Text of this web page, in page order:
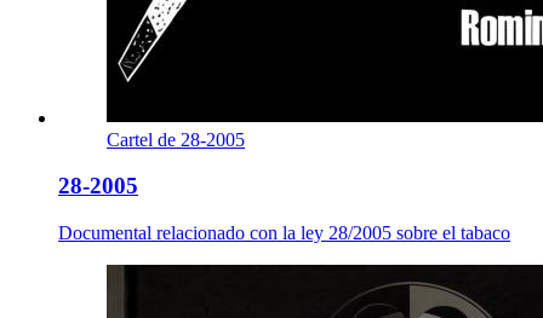
Cartel de 28-2005
28-2005
Documental relacionado con la ley 28/2005 sobre el tabaco